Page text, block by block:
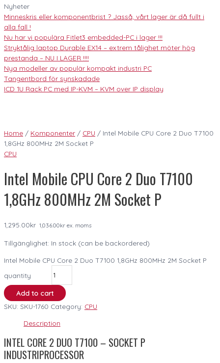
Nyheter
Minneskris eller komponentbrist ? Jasså, vårt lager är då fullt i
alla fall !
Nu har vi populära Fitlet3 embedded-PC i lager !!!
Stryktålig laptop Durable EX14 – extrem tålighet möter hög
prestanda – NU I LAGER !!!!
Nya modeller av populär kompakt industri PC
Tangentbord för synskadade
ICD 1U Rack PC med IP-KVM – KVM over IP display
Home / Komponenter / CPU / Intel Mobile CPU Core 2 Duo T7100
1,8GHz 800MHz 2M Socket P
CPU
Intel Mobile CPU Core 2 Duo T7100
1,8GHz 800MHz 2M Socket P
1,295.00kr 1,036.00kr ex. moms
Tillgänglighet: In stock (can be backordered)
Intel Mobile CPU Core 2 Duo T7100 1,8GHz 800MHz 2M Socket P
quantity
Add to cart
SKU: SKU-1760 Category: CPU
Description
INTEL CORE 2 DUO T7100 – SOCKET P
INDUSTRIPROCESSOR